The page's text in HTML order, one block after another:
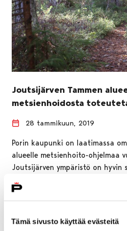
Tämä sivusto käyttää evästeitä
Joutsijärven Tammen
metsienhoidosta
28 tammikuun, 2019
Porin kaupunki on laatimassa
alueelle metsienhoito-ohjelmaa
Joutsijärven ympäristö on